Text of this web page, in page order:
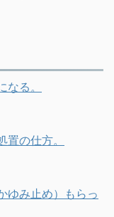
る。
の仕方。
ゆみ止め）もらっ